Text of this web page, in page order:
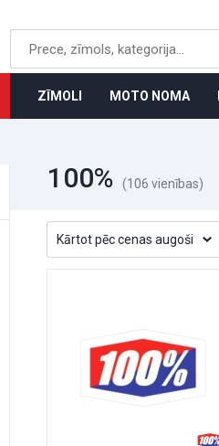
ZĪMOLI MOTO NOMA
100% (106 vienības)